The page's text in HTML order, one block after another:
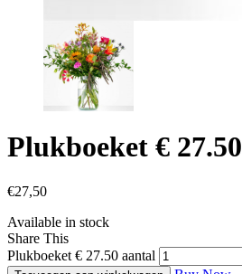
Plukboeket € 27.50
€27,50
Available in stock
Share This
Plukboeket € 27.50 aantal